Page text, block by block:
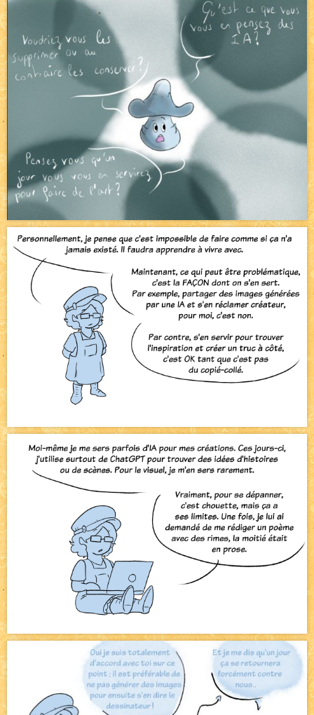
Pique-nique d'été NEW
Beyond the cliff (suite)
On retape les miniatures de l'accueil
NEW
Le Jeu du Trône – Généalogie NEW